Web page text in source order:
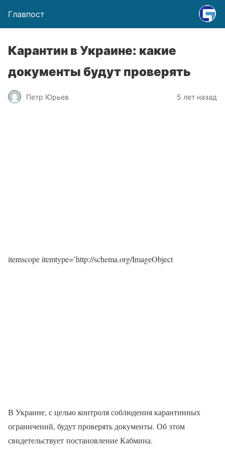
Главпост
Карантин в Украине: какие
документы будут проверять
Петр Юрьев 5 лет назад
itemscope itemtype=’http://schema.org/ImageObject
В Украине, с целью контроля соблюдения карантинных
ограничений, будут проверять документы. Об этом
свидетельствует постановление Кабмина.